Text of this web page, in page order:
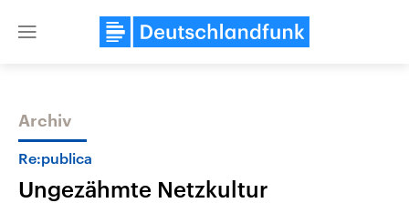
Close
Themen
Archiv
Re:publica
Ungezähmte Netzkultur